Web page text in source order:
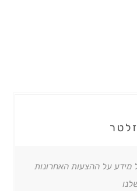
מידע על ההצעות האחרונות